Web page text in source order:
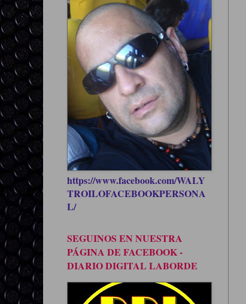
https://www.facebook.com/WALY
TROILOFACEBOOKPERSONA
L/
SEGUINOS EN NUESTRA
PÁGINA DE FACEBOOK -
DIARIO DIGITAL LABORDE